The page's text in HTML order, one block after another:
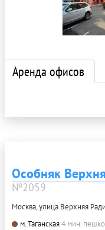
Аренда офисов
Особняк
№2059
Москва, улица Верхняя
м. Таганская4 мин.